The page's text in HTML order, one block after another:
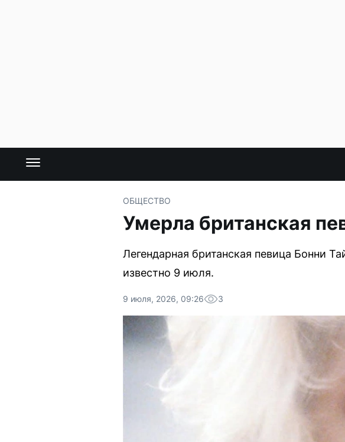
ОБЩЕСТВО
Умерла британская
Легендарная британская певица Бонни
известно 9 июля.
9 июля, 2026, 09:26 3